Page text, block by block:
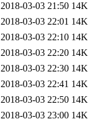
2018-03-03 21:50 14K
2018-03-03 22:01 14K
2018-03-03 22:10 14K
2018-03-03 22:20 14K
2018-03-03 22:30 14K
2018-03-03 22:41 14K
2018-03-03 22:50 14K
2018-03-03 23:00 14K